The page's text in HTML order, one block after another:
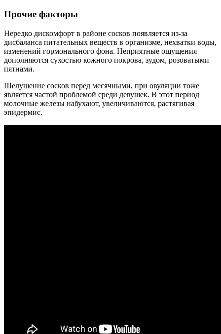
Прочие факторы
Нередко дискомфорт в районе сосков появляется из-за
дисбаланса питательных веществ в организме, нехватки воды,
изменений гормонального фона. Неприятные ощущения
дополняются сухостью кожного покрова, зудом, розоватыми
пятнами.
Шелушение сосков перед месячными, при овуляции тоже
является частой проблемой среди девушек. В этот период
молочные железы набухают, увеличиваются, растягивая
эпидермис.